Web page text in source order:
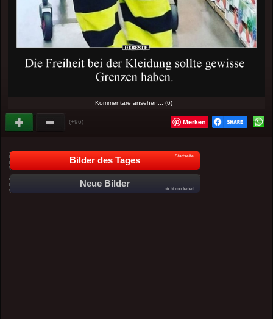
Kommentare ansehen... (6)
(+96) Merken
Bilder des Tages Startseite
Neue Bilder
nicht moderiert